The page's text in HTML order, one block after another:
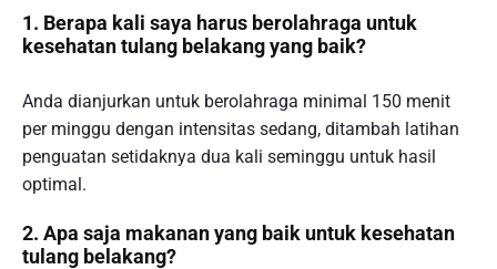
1. Berapa kali saya harus berolahraga untuk
kesehatan tulang belakang yang baik?
Anda dianjurkan untuk berolahraga minimal 150 menit
per minggu dengan intensitas sedang, ditambah latihan
penguatan setidaknya dua kali seminggu untuk hasil
optimal.
2. Apa saja makanan yang baik untuk kesehatan
tulang belakang?